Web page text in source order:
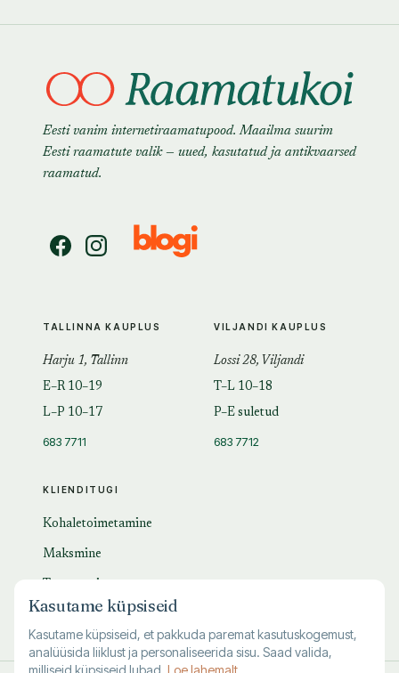
Eesti vanim internetiraamatupood. Maailma suurim
Eesti raamatute valik — uued, kasutatud ja antikvaarsed
raamatud.
KLIENDITUGI
Kohaletoimetamine
Maksmine
KKK
TALLINNA KAUPLUS
Harju 1, Tallinn
E–R 10–19
L–P 10–17
683 7711
VILJANDI KAUPLUS
Lossi 28, Viljandi
T–L 10–18
P–E suletud
683 7712
Kasutame küpsiseid
Kasutame küpsiseid, et pakkuda paremat kasutuskogemust,
analüüsida liiklust ja personaliseerida sisu. Saad valida,
milliseid küpsiseid lubad. Loe lahemalt